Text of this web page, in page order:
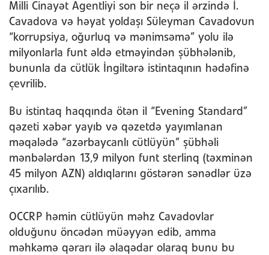
Milli Cinayət Agentliyi son bir neçə il ərzində İ.
Cavadova və həyat yoldaşı Süleyman Cavadovun
“korrupsiya, oğurluq və mənimsəmə” yolu ilə
milyonlarla funt əldə etməyindən şübhələnib,
bununla da cütlük İngiltərə istintaqının hədəfinə
çevrilib.
Bu istintaq haqqında ötən il “Evening Standard”
qəzeti xəbər yayıb və qəzetdə yayımlanan
məqalədə “azərbaycanlı cütlüyün” şübhəli
mənbələrdən 13,9 milyon funt sterlinq (təxminən
45 milyon AZN) aldıqlarını göstərən sənədlər üzə
çıxarılıb.
OCCRP həmin cütlüyün məhz Cavadovlar
olduğunu öncədən müəyyən edib, amma
məhkəmə qərarı ilə əlaqədar olaraq bunu bu